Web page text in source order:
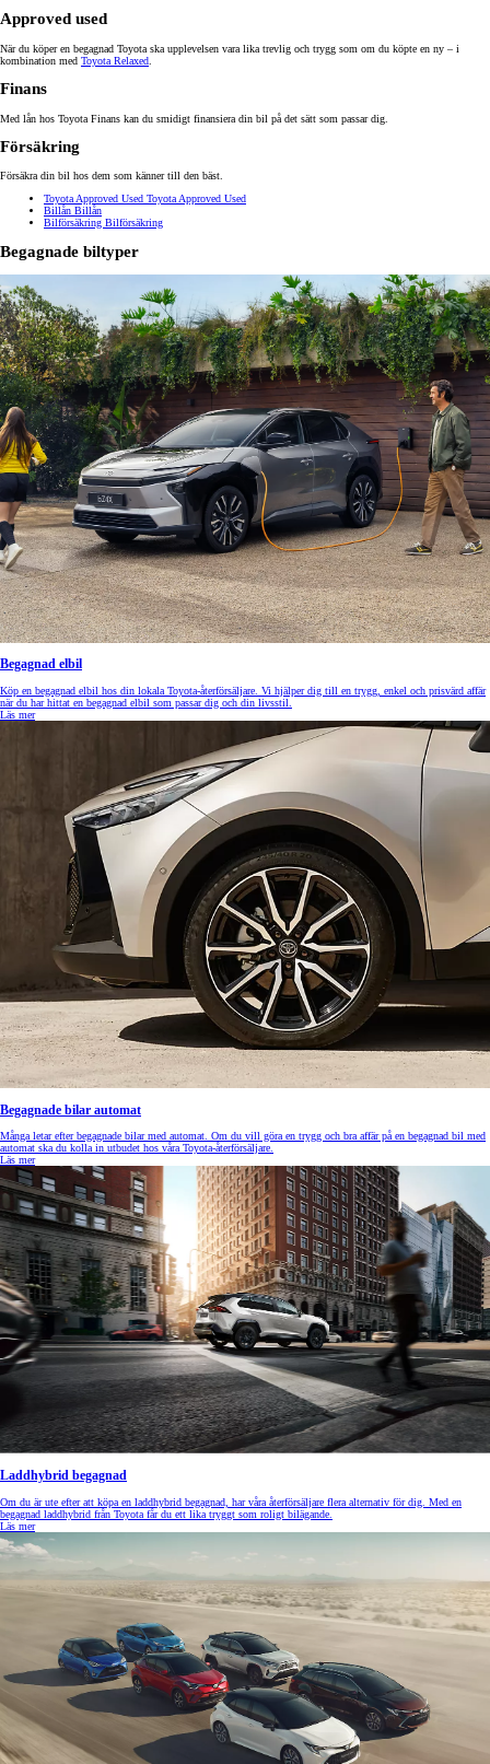
Approved used
När du köper en begagnad Toyota ska upplevelsen vara lika trevlig och trygg som om du köpte en ny – i
kombination med Toyota Relaxed
Finans
Med lån hos Toyota Finans kan du smidigt finansiera din bil på det sätt som passar dig.
Försäkring
Försäkra din bil hos dem som känner till den bäst.
Toyota Approved Used Toyota Approved Used
Billån Billån
Bilförsäkring Bilförsäkring
Begagnade biltyper
Begagnad elbil
Köp en begagnad elbil hos din lokala Toyota-återförsäljare. Vi hjälper dig till en trygg, enkel och prisvärd affär
när du har hittat en begagnad elbil som passar dig och din livsstil.
Läs mer
Begagnade bilar automat
Många letar efter begagnade bilar med automat. Om du vill göra en trygg och bra affär på en begagnad bil med
automat ska du kolla in utbudet hos våra Toyota-återförsäljare.
Läs mer
Laddhybrid begagnad
Om du är ute efter att köpa en laddhybrid begagnad, har våra återförsäljare flera alternativ för dig. Med en
begagnad laddhybrid från Toyota får du ett lika tryggt som roligt bilägande.
Läs mer